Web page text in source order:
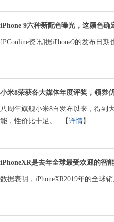
iPhone 9六种新配色曝光，这颜色确
[PConline资讯]据iPhone9的发布日
小米8荣获各大媒体年度评奖，领券
八周年旗舰小米8自发布以来，得到
能，性价比十足。...【详情】
iPhoneXR是去年全球最受欢迎的智
数据表明，iPhoneXR2019年的全球